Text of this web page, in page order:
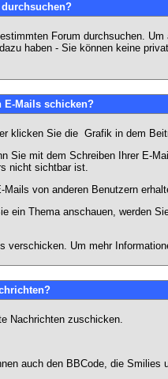
Forum durchsuchen.
haben - Sie können keine
E-Mails schicken?
klicken Sie die Grafik in dem
Sie mit dem Schreiben Ihrer E-
nicht sichtbar ist.
von anderen Benutzern
Thema anschauen, werden
Um mehr
Nachrichten zuschicken.
auch den BBCode, die Smilies